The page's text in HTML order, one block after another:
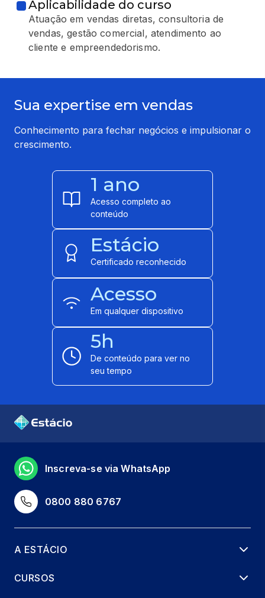
Aplicabilidade do curso
Atuação em vendas diretas, consultoria de
vendas, gestão comercial, atendimento ao
cliente e empreendedorismo.
Sua expertise em vendas
Conhecimento para fechar negócios e impulsionar o
crescimento.
1 ano
Acesso completo ao
conteúdo
Estácio
Certificado reconhecido
Acesso
Em qualquer dispositivo
5h
De conteúdo para ver no
seu tempo
0800 880 6767
Inscreva-se via WhatsApp
A ESTÁCIO
CURSOS